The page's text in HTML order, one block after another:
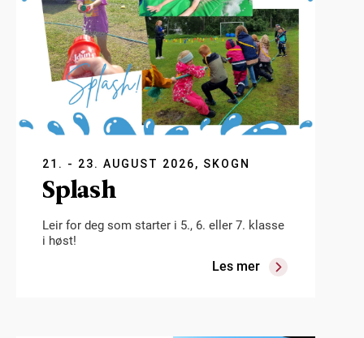
21. - 23. AUGUST 2026, SKOGN
Splash
Leir for deg som starter i 5., 6. eller 7. klasse
i høst!
Les mer